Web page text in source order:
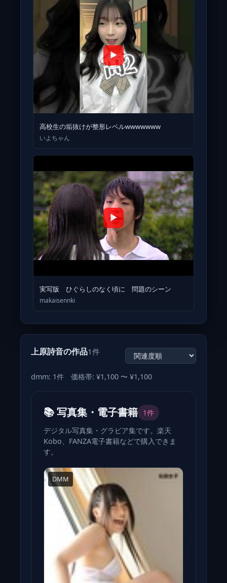
▶
高校生の垢抜けが整形レベルwwwwwww
いよちゃん
▶
実写版 ひぐらしのなく頃に 問題のシーン
makaisennki
上原詩音の作品1件
dmm: 1件 価格帯: ¥1,100 〜 ¥1,100
📚 写真集・電子書籍 1件
デジタル写真集・グラビア集です。楽天
Kobo、FANZA電子書籍などで購入できま
す。
DMM